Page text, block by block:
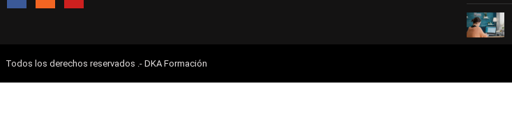
Todos los derechos reservados .- DKA Formación